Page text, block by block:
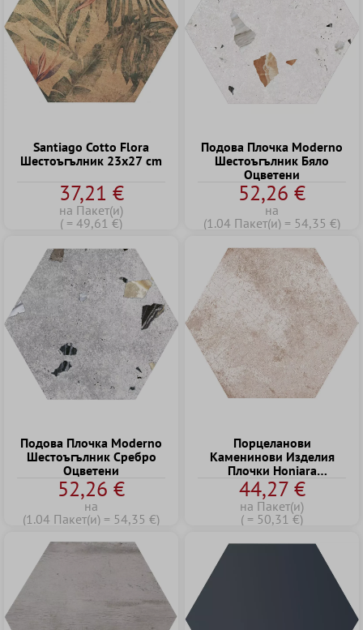
Santiago Cotto Flora
Шестоъгълник 23x27 cm
37,21 €
на Пакет(и)
( = 49,61 €)
Подова Плочка Moderno
Шестоъгълник Бяло
Оцветени
52,26 €
на
(1.04 Пакет(и) = 54,35 €)
Подова Плочка Moderno
Шестоъгълник Сребро
Оцветени
52,26 €
на
(1.04 Пакет(и) = 54,35 €)
Порцеланови
Kаменинови Изделия
Плочки Honiara
Шестоъгълник Основна
Плочка Kафяво
22,5x25,9cm
44,27 €
на Пакет(и)
( = 50,31 €)